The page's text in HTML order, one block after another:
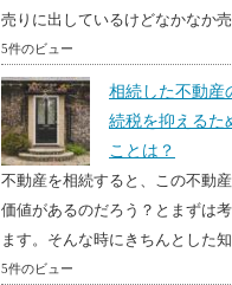
売りに出しているけどなかなか売
5件のビュー
相続した不動産
続税を抑えるた
ことは？
不動産を相続すると、この不動
価値があるのだろう？とまずは
ます。そんな時にきちんとした知
5件のビュー